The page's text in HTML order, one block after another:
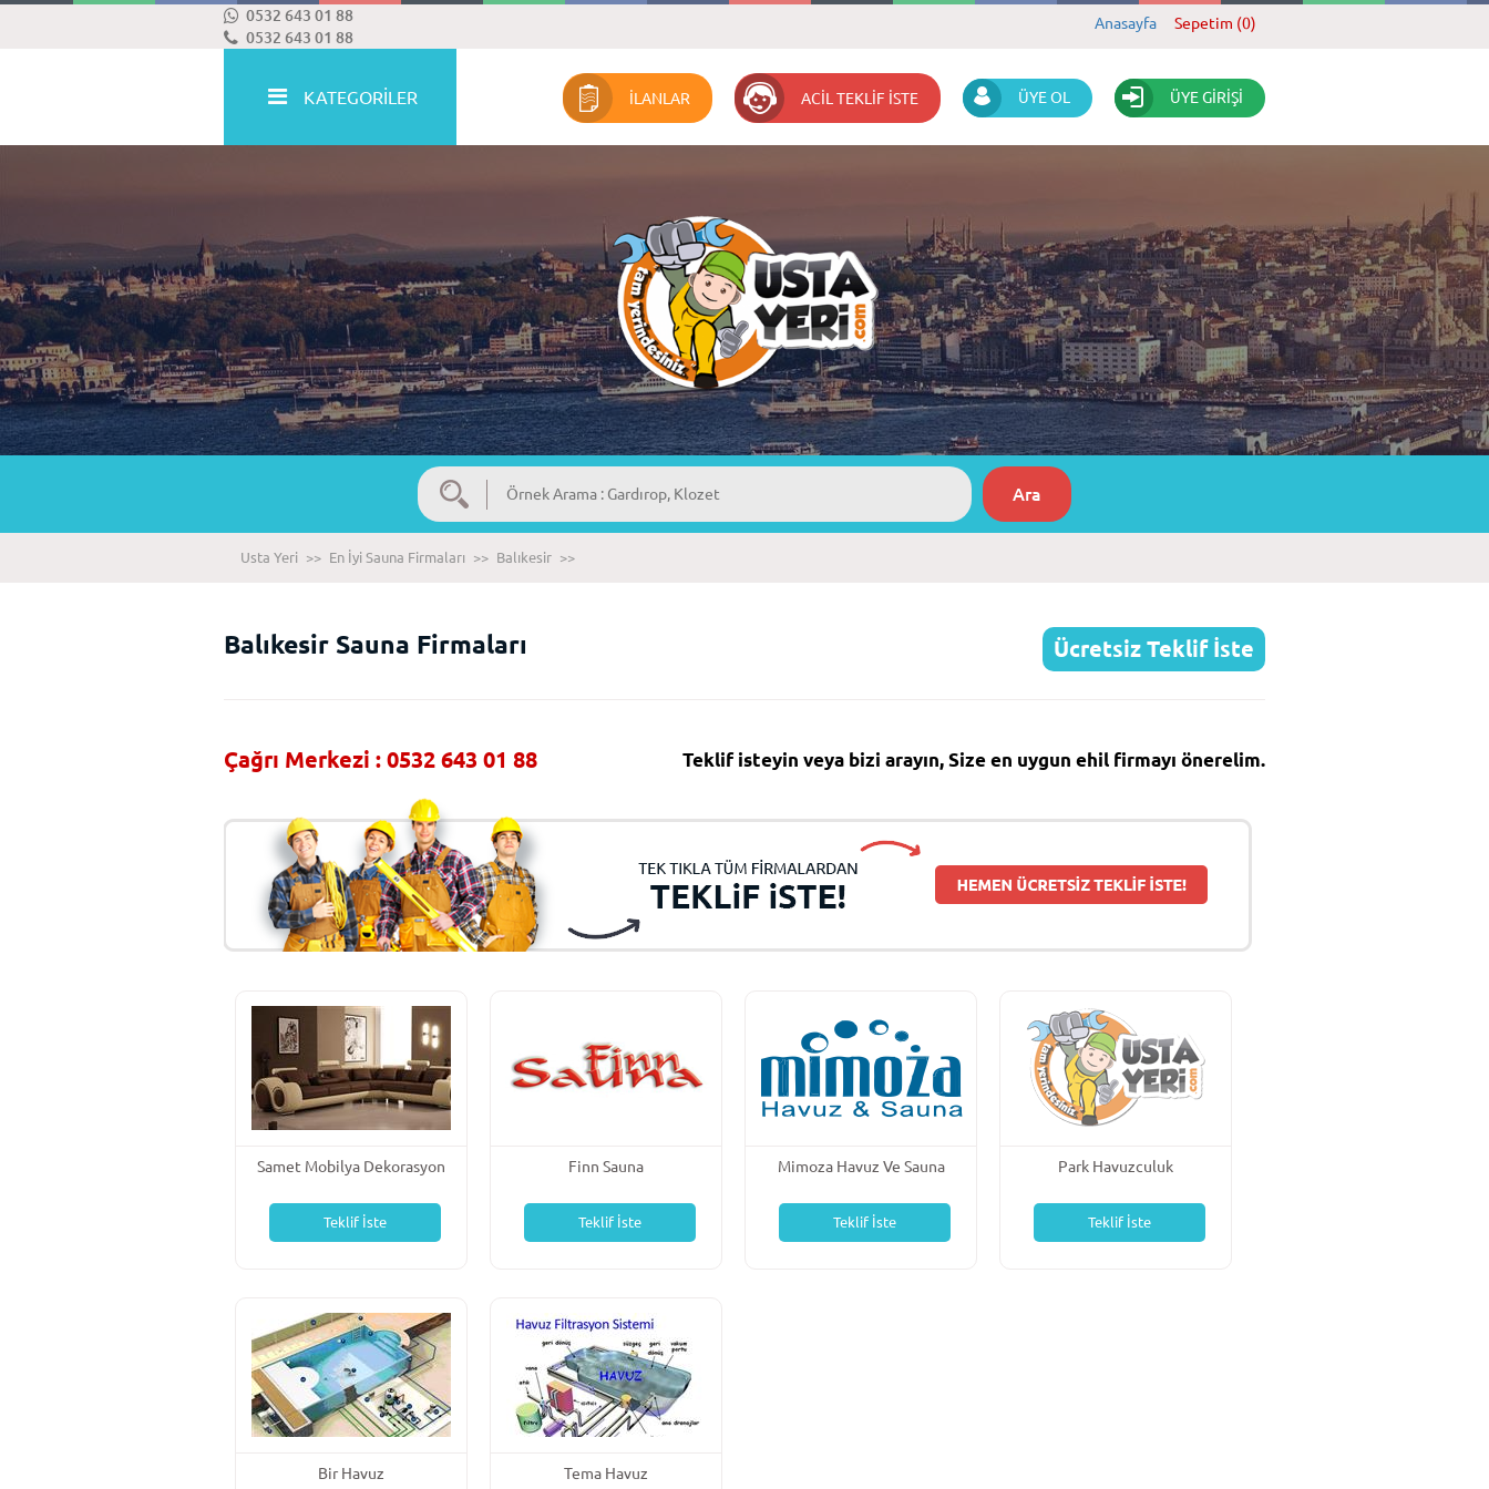
0532 643 01 88
0532 643 01 88
Anasayfa Sepetim (0)
KATEGORİLER İLANLAR ACİL TEKLİF İSTE ÜYE OL ÜYE GİRİŞİ
Usta Yeri >> En İyi Sauna Firmaları >> Balıkesir >>
Balıkesir Sauna Firmaları Ücretsiz Teklif İste
Çağrı Merkezi : 0532 643 01 88 Teklif isteyin veya bizi arayın, Size en uygun ehil firmayı önerelim.
Samet Mobilya Dekorasyon
Teklif İste
Finn Sauna
Teklif İste
Mimoza Havuz Ve Sauna
Teklif İste
Park Havuzculuk
Teklif İste
Bir Havuz Tema Havuz